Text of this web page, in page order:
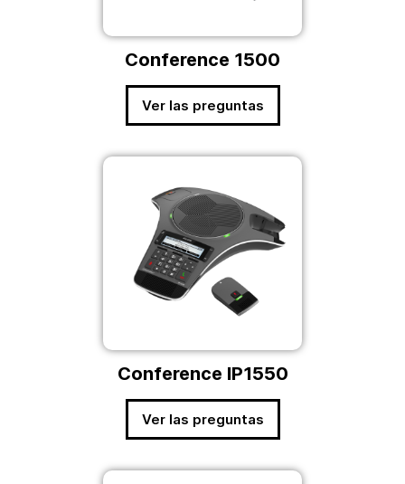
Conference 1500
Ver las preguntas
Conference IP1550
Ver las preguntas